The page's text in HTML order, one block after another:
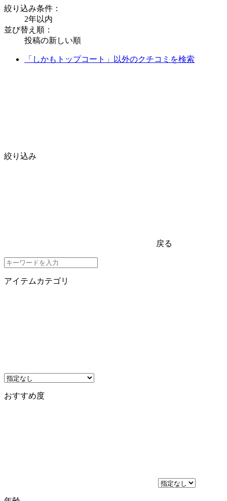
絞り込み条件：
2年以内
並び替え順：
投稿の新しい順
「しかもトップコート」以外のクチコミを検索
絞り込み
戻る
アイテムカテゴリ
おすすめ度